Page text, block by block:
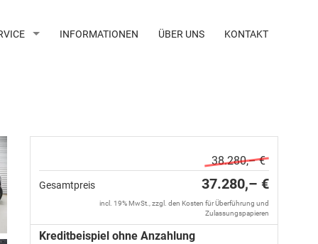
INFORMATIONEN ÜBER UNS KONTAKT
38.280,– €
Gesamtpreis 37.280,– €
incl. 19% MwSt., zzgl. den Kosten für Überführung und
Zulassungspapieren
Kreditbeispiel ohne Anzahlung